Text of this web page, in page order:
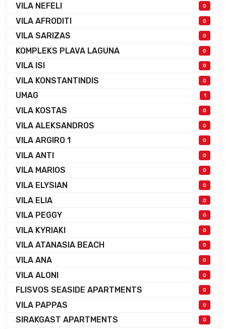
VILA NEFELI 0
VILA AFRODITI 0
VILA SARIZAS 0
KOMPLEKS PLAVA LAGUNA 0
VILA ISI 0
VILA KONSTANTINDIS 0
UMAG 1
VILA KOSTAS 0
VILA ALEKSANDROS 0
VILA ARGIRO 1 0
VILA ANTI 0
VILA MARIOS 0
VILA ELYSIAN 0
VILA ELIA 0
VILA PEGGY 0
VILA KYRIAKI 0
VILA ATANASIA BEACH 0
VILA ANA 0
VILA ALONI 0
FLISVOS SEASIDE APARTMENTS 0
VILA PAPPAS 0
SIRAKGAST APARTMENTS 0